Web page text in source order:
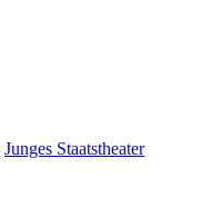
Junges Staatstheater